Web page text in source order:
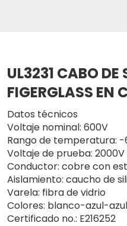
UL3231 CABO
FIGERGLASS EN
Datos técnicos
Voltaje nominal: 600V
Rango de temperatura:
Voltaje de prueba: 2000V
Conductor: cobre con
Aislamiento: caucho de
Varela: fibra de vidrio
Colores: blanco-azul-
Certificado no.: E216252